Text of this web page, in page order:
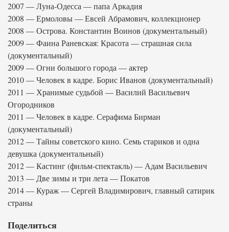
2007 — Луна-Одесса — папа Аркадия
2008 — Ермоловы — Евсей Абрамович, коллекционер
2008 — Острова. Константин Воинов (документальный)
2009 — Фаина Раневская: Красота — страшная сила
(документальный)
2009 — Огни большого города — актер
2010 — Человек в кадре. Борис Иванов (документальный)
2011 — Хранимые судьбой — Василий Васильевич
Огородников
2011 — Человек в кадре. Серафима Бирман
(документальный)
2012 — Тайны советского кино. Семь стариков и одна
девушка (документальный)
2012 — Кастинг (фильм-спектакль) — Адам Васильевич
2013 — Две зимы и три лета — Покатов
2014 — Кураж — Сергей Владимирович, главный сатирик
страны
Поделиться